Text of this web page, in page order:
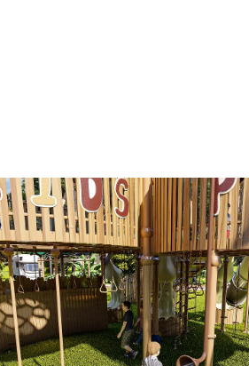
всяко външно място за отдих.
искате да подобрите
парк, жилищен комплекс или
Bone Dinosaur предлага
децата да изследват, учат и се
серия Bone Dinosaur е
просто детска площадка — това